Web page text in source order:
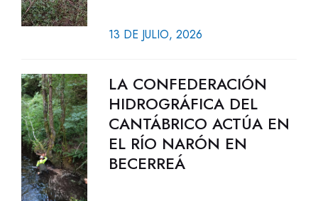
13 DE JULIO, 2026
LA CONFEDERACIÓN
HIDROGRÁFICA DEL
CANTÁBRICO ACTÚA EN
EL RÍO NARÓN EN
BECERREÁ